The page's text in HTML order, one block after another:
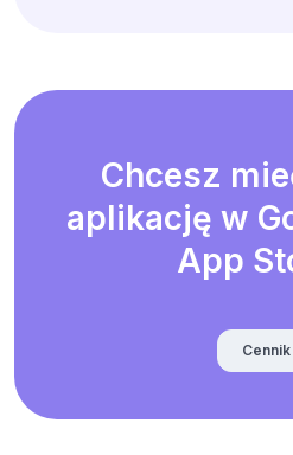
Chcesz
aplikację w
App
Cennik